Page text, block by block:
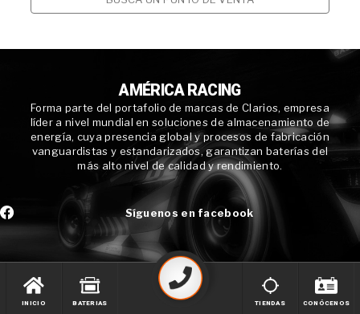
AMÉRICA RACING
Forma parte del portafolio de marcas de Clarios, empresa
líder a nivel mundial en soluciones de almacenamiento de
energía, cuya presencia global y procesos de fabricación
vanguardistas y estandarizados, garantizan baterías del
más alto nivel de calidad y rendimiento.
Síguenos en facebook
INICIO BATERIAS TIENDAS CONÓCENOS